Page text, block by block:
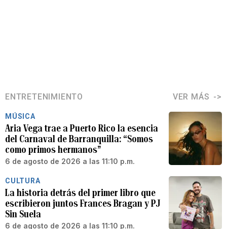
ENTRETENIMIENTO VER MÁS
MÚSICA
Aria Vega trae a Puerto Rico la esencia
del Carnaval de Barranquilla: “Somos
como primos hermanos”
6 de agosto de 2026 a las 11:10 p.m.
CULTURA
La historia detrás del primer libro que
escribieron juntos Frances Bragan y PJ
Sin Suela
6 de agosto de 2026 a las 11:10 p.m.